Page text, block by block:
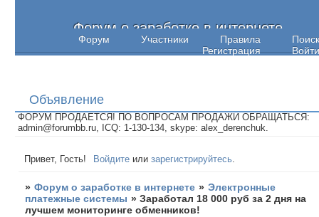
Форум о заработке в интернете
Форум Участники Правила
Поиск
Регистрация
Войти
Объявление
ФОРУМ ПРОДАЕТСЯ! ПО ВОПРОСАМ ПРОДАЖИ ОБРАЩАТЬСЯ:
admin@forumbb.ru, ICQ: 1-130-134, skype: alex_derenchuk.
Привет, Гость! Войдите илизарегистрируйтесь
» Форум о заработке в интернете » Электронные
платежные системы »Заработал 18 000 руб за 2 дня на
лучшем мониторинге обменников!